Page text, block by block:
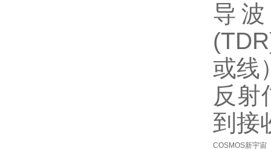
导
或线
反射
到接
COSMOS新宇宙